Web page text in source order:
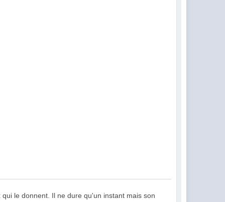
le donnent. Il ne dure qu'un instant mais son